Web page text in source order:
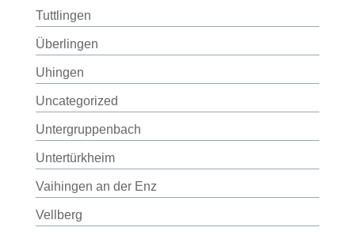
Tuttlingen
Überlingen
Uhingen
Uncategorized
Untergruppenbach
Untertürkheim
Vaihingen an der Enz
Vellberg